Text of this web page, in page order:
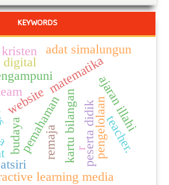
KEYWORDS
matematika
r
pemahamankartu bilanganpeserta didikpengelolaan
digital
ajaran illahi
learning media
adat simalungun
budaya teacher.
website
remaja